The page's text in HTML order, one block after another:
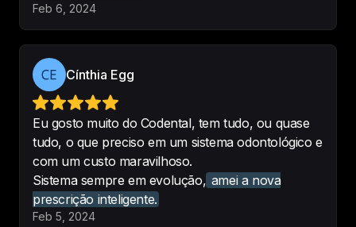
assistência maravilhosa.
O melhor software de todo o
mercado sem sombra de dúvidas!!
Team fenomenal.
-Antônio Calacio
Feb 6, 2024
Cínthia Egg
Eu gosto muito do Codental, tem tudo, ou quase
tudo, o que preciso em um sistema odontológico e
com um custo maravilhoso.
Sistema sempre em evolução, amei a nova
prescrição inteligente.
Feb 5, 2024